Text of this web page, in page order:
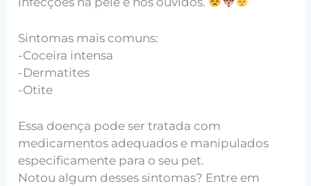
Sintomas mais comuns:
-Coceira intensa
-Dermatites
-Otite
Essa doença pode ser tratada com
medicamentos adequados e manipulados
especificamente para o seu pet.
Notou algum desses sintomas? Entre em